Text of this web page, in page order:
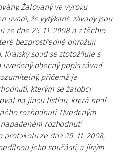
Žalovaný ve výroku
uvádí, že vytýkané závady jsou
dne 25. 11. 2008 a z těchto
bezprostředně ohrožují
Krajský soud se ztotožňuje s
obecný popis závad
přičemž je
kterým se žalobci
na jinou listinu, která není
rozhodnutí. Uvedeným
rozhodnutí
ze dne 25. 11. 2008,
jeho součástí, a jiným